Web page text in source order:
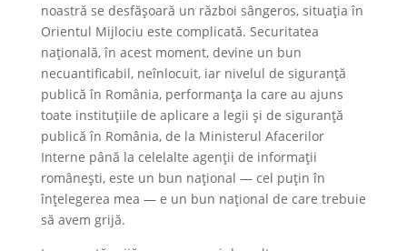
noastră se desfășoară un război sângeros, situația în
Orientul Mijlociu este complicată. Securitatea
națională, în acest moment, devine un bun
necuantificabil, neînlocuit, iar nivelul de siguranță
publică în România, performanța la care au ajuns
toate instituțiile de aplicare a legii și de siguranță
publică în România, de la Ministerul Afacerilor
Interne până la celelalte agenții de informații
românești, este un bun național — cel puțin în
înțelegerea mea — e un bun național de care trebuie
să avem grijă.